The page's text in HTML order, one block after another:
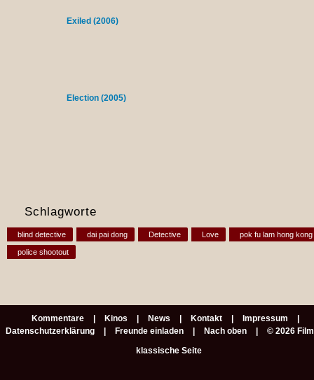
Exiled (2006)
Election (2005)
Schlagworte
blind detective dai pai dong Detective Love pok fu lam hong kong
police shootout
Kommentare Kinos News Kontakt
Impressum
Datenschutzerklärung
Freunde einladen Nach oben
© 2026
klassische Seite